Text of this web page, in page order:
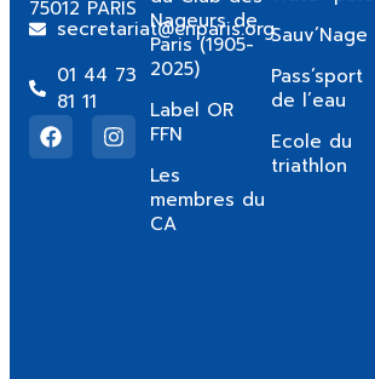
75012 PARIS
secretariat@cnparis.org
01 44 73
81 11
Nageurs de
Paris (1905-
2025)
Label OR
FFN
Les
membres du
CA
Sauv’Nage
Pass’sport
de l’eau
Ecole du
triathlon